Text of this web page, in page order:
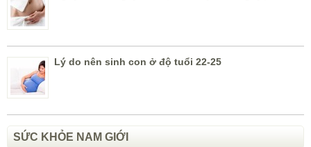
Lý do nên sinh con ở độ tuổi 22-25
SỨC KHỎE NAM GIỚI